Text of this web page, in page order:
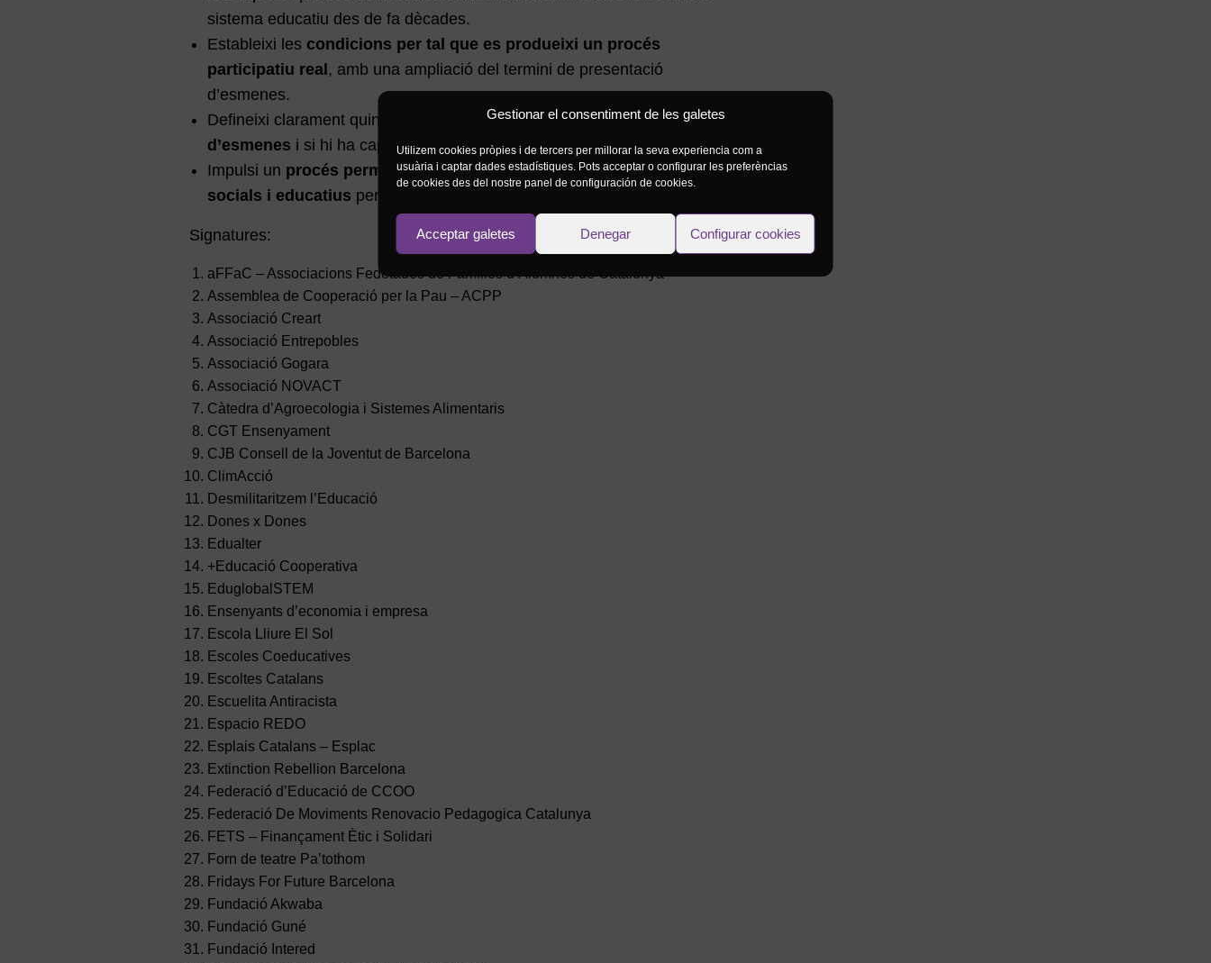
Gestionar el consentiment de les galetes
Utilizem cookies pròpies i de tercers per millorar la seva experiencia com a
usuària i captar dades estadístiques. Pots acceptar o configurar les preferèncias
de cookies des del nostre panel de configuración de cookies.
Acceptar galetes Denegar Configurar cookies
sistema educatiu des de fa dècades.
Estableixi les condicions per tal que es produeixi un procés
participatiu real , amb una ampliació del termini de presentació
d’esmenes.
Defineixi clarament quina és la
via de presentació, valoració i resposta
d’esmenes i si hi ha cap apartat exclòs de modificació.
Impulsi un procés permanent de diàleg i intercanvi amb els agents
socials i educatius per al desplegament del currículum.
Signatures:
aFFaC – Associacions Fedetades de Famílies d’Alumnes de Catalunya
Assemblea de Cooperació per la Pau – ACPP
Associació Creart
Associació Entrepobles
Associació Gogara
Associació NOVACT
Càtedra d’Agroecologia i Sistemes Alimentaris
CGT Ensenyament
CJB Consell de la Joventut de Barcelona
ClimAcció
Desmilitaritzem l’Educació
Dones x Dones
Edualter
+Educació Cooperativa
EduglobalSTEM
Ensenyants d’economia i empresa
Escola Lliure El Sol
Escoles Coeducatives
Escoltes Catalans
Escuelita Antiracista
Espacio REDO
Esplais Catalans – Esplac
Extinction Rebellion Barcelona
Federació d’Educació de CCOO
Federació De Moviments Renovacio Pedagogica Catalunya
FETS – Finançament Ètic i Solidari
Forn de teatre Pa’tothom
Fridays For Future Barcelona
Fundació Akwaba
Fundació Guné
Fundació Intered